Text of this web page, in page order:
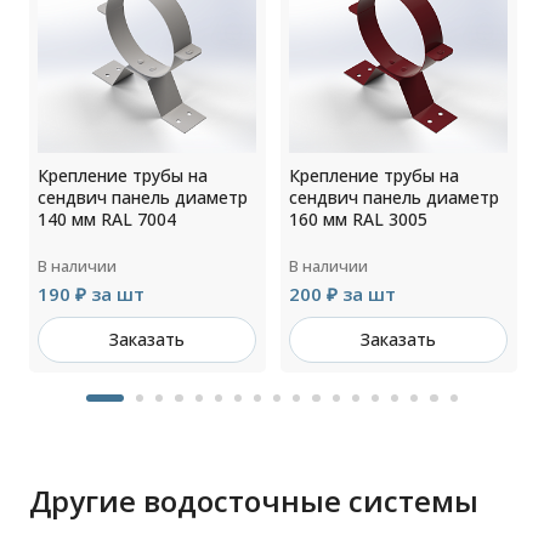
Крепление трубы на
сендвич панель диаметр
140 мм RAL 7004
В наличии
190 ₽ за шт
Заказать
Крепление трубы на
сендвич панель диаметр
160 мм RAL 3005
В наличии
200 ₽ за шт
Заказать
Другие водосточные системы